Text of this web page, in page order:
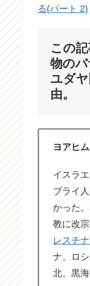
る(パート 2)
この
物の
ユダ
由。
ヨアヒ
イスラ
ブライ
かった
教に改
レスチナ
ナ、ロ
北、黒